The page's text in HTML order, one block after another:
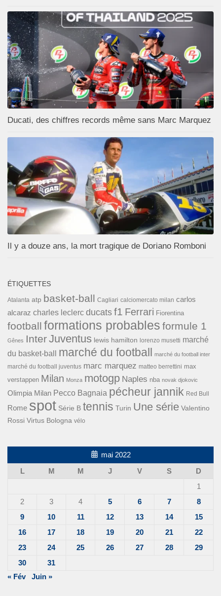
Ducati, des chiffres records même sans Marc Marquez
Il y a douze ans, la mort tragique de Doriano Romboni
ÉTIQUETTES
Atalanta atp basket-ball Cagliari calciomercato milan carlos
alcaraz charles leclerc ducats f1 Ferrari Fiorentina
football formations probables formule 1
Gênes InterJuventus lewis hamilton lorenzo musetti marché
du basket-ball
marché du football marché du football inter
marché du football juventus marc marquez matteo berrettini max
verstappen Milan Monza motogp Naples nba novak djokovic
Olimpia Milan Pecco Bagnaia pécheur jannik Red Bull
Rome spot Série B tennis Turin Une série Valentino
Rossi Virtus Bologna vélo
mai 2022
L
M M J V S
D
1
2
3 4 5 6 7
8
9
10 11 12 13 14
15
16
17 18 19 20 21
22
23
24 25 26 27 28
29
30
31
« Fév
Juin »